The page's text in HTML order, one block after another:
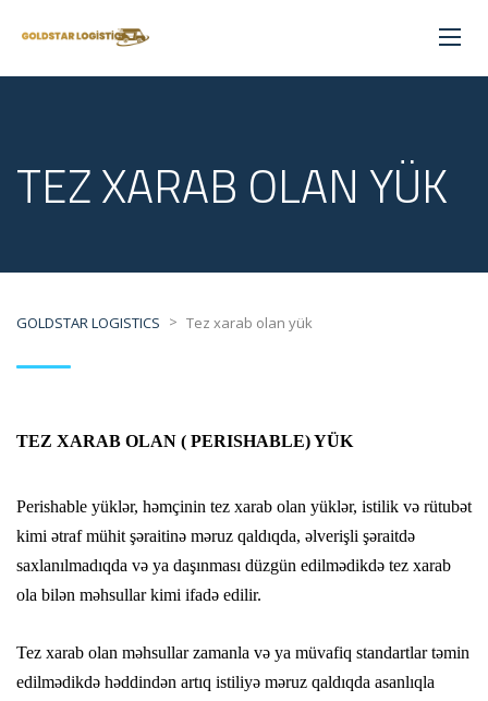
TEZ XARAB OLAN YÜK
GOLDSTAR LOGISTICS > Tez xarab olan yük
TEZ XARAB OLAN ( PERISHABLE) YÜK
Perishable yüklər, həmçinin tez xarab olan yüklər, istilik və rütubət
kimi ətraf mühit şəraitinə məruz qaldıqda, əlverişli şəraitdə
saxlanılmadıqda və ya daşınması düzgün edilmədikdə tez xarab
ola bilən məhsullar kimi ifadə edilir.
Tez xarab olan məhsullar zamanla və ya müvafiq standartlar təmin
edilmədikdə həddindən artıq istiliyə məruz qaldıqda asanlıqla